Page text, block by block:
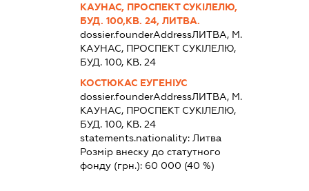
КАУНАС, ПРОСПЕКТ СУКІЛЕЛЮ,
БУД. 100,КВ. 24, ЛИТВА.
dossier.founderAddressЛИТВА, М.
КАУНАС, ПРОСПЕКТ СУКІЛЕЛЮ,
БУД. 100, КВ. 24
КОСТЮКАС ЕУГЕНІУС
dossier.founderAddressЛИТВА, М.
КАУНАС, ПРОСПЕКТ СУКІЛЕЛЮ,
БУД. 100, КВ. 24
statements.nationality: Литва
Розмір внеску до статутного
фонду (грн.): 60 000 (40 %)